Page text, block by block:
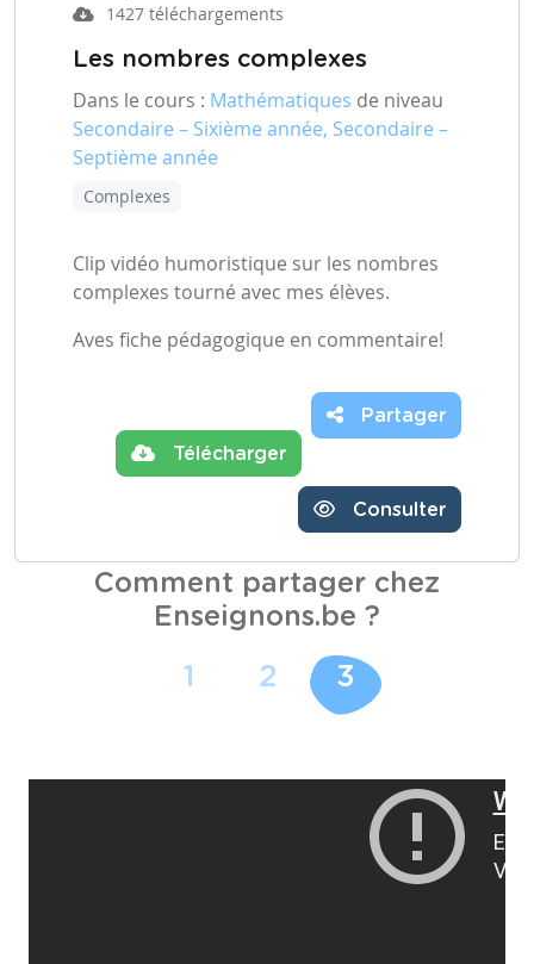
1427 téléchargements
Les nombres complexes
Dans le cours : Mathématiques de niveau
Secondaire – Sixième année, Secondaire –
Septième année
Complexes
Clip vidéo humoristique sur les nombres
complexes tourné avec mes élèves.
Aves fiche pédagogique en commentaire!
Télécharger
Partager
Consulter
Comment partager chez
Enseignons.be ?
1 2 3